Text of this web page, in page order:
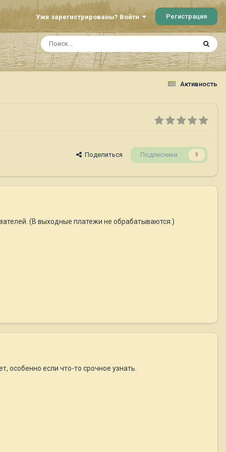
Уже зарегистрированы? Войти Регистрация
Активность
Поделиться Подписчики 0
(В выходные платежи не обрабатываются.)
особенно если что-то срочное узнать.